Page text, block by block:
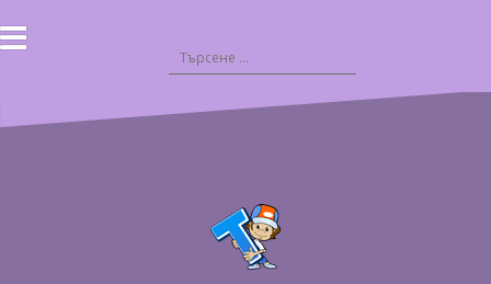
съдържанието
Търсене
за: